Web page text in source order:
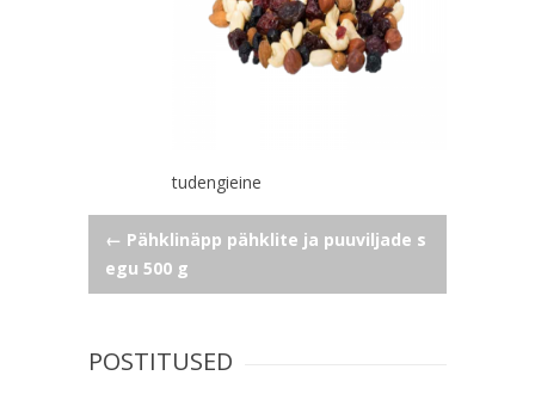
tudengieine
Navigeerimine
← Pähklinäpp pähklite ja puuviljade s
egu 500 g
POSTITUSED